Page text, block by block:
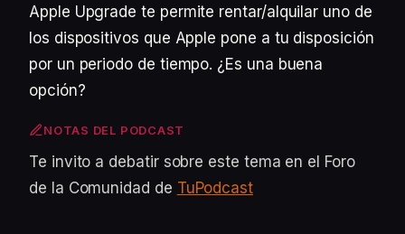
Apple Upgrade te permite rentar/alquilar uno de
los dispositivos que Apple pone a tu disposición
por un periodo de tiempo. ¿Es una buena
opción?
NOTAS DEL PODCAST
Te invito a debatir sobre este tema en el Foro
de la Comunidad de TuPodcast